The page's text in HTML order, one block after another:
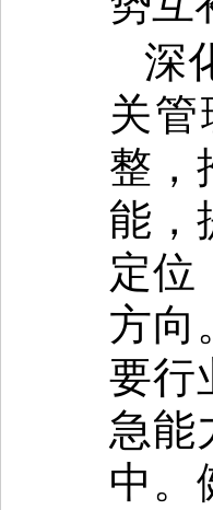
深
关
整，
能，
定位
方向
要行
急能
中。